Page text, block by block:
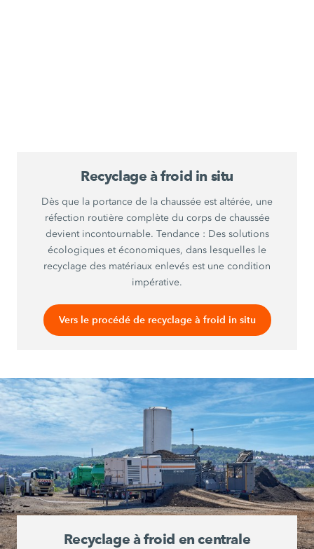
Recyclage à froid in situ
Dès que la portance de la chaussée est altérée, une
réfection routière complète du corps de chaussée
devient incontournable. Tendance : Des solutions
écologiques et économiques, dans lesquelles le
recyclage des matériaux enlevés est une condition
impérative.
Vers le procédé de recyclage à froid in situ
Recyclage à froid en centrale